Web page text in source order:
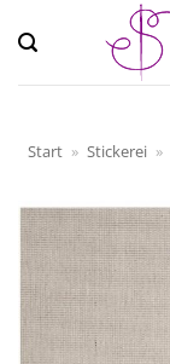
Inhalt
springen
Start » Stickerei »